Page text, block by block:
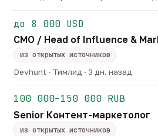
до 8 000 USD
CMO / Head of Influence &
из открытых источников
Devhunt · Тимлид · 3 дн. назад
100 000–150 000 RUB
Senior Контент-маркетолог
из открытых источников